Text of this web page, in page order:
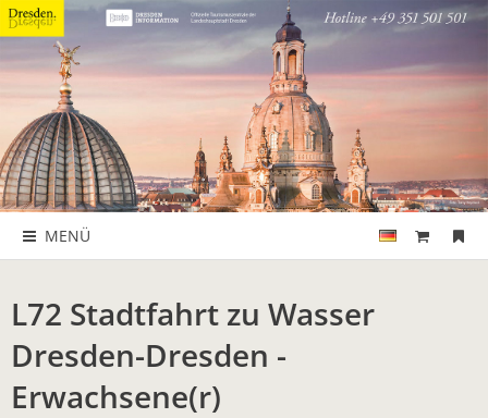
MENÜ
L72 Stadtfahrt zu Wasser
Dresden-Dresden -
Erwachsene(r)